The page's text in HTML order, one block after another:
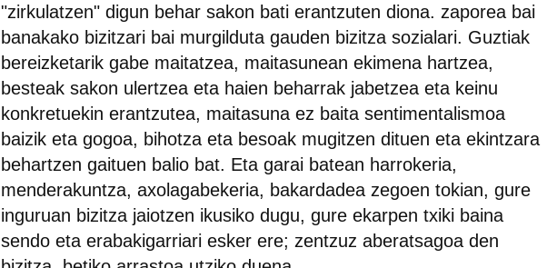
"zirkulatzen" digun behar sakon bati erantzuten diona. zaporea bai
banakako bizitzari bai murgilduta gauden bizitza sozialari. Guztiak
bereizketarik gabe maitatzea, maitasunean ekimena hartzea,
besteak sakon ulertzea eta haien beharrak jabetzea eta keinu
konkretuekin erantzutea, maitasuna ez baita sentimentalismoa
baizik eta gogoa, bihotza eta besoak mugitzen dituen eta ekintzara
behartzen gaituen balio bat. Eta garai batean harrokeria,
menderakuntza, axolagabekeria, bakardadea zegoen tokian, gure
inguruan bizitza jaiotzen ikusiko dugu, gure ekarpen txiki baina
sendo eta erabakigarriari esker ere; zentzuz aberatsagoa den